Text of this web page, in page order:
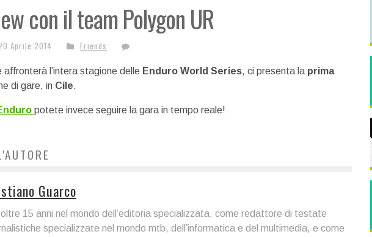
con il team Polygon UR
Aprile 2014 Friends
affronterà l’intera stagione delle Enduro World Series, ci presenta la prima
di gare, in Cile.
potete invece seguire la gara in tempo reale!
Guarco
oltre 15 anni nel mondo dell’editoria specializzata, come redattore di testate
specializzate nel mondo mtb, dell’informatica e del multimedia, e come